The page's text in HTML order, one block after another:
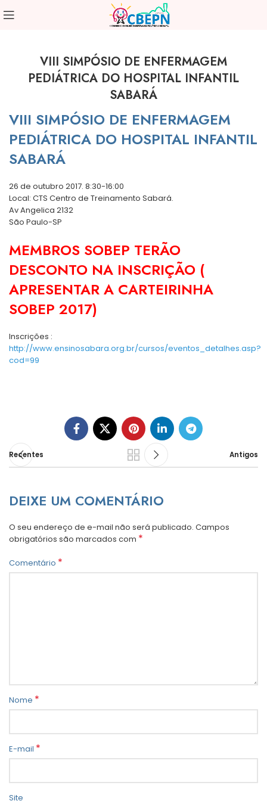
VIII SIMPÓSIO DE ENFERMAGEM
PEDIÁTRICA DO HOSPITAL INFANTIL
SABARÁ
VIII SIMPÓSIO DE ENFERMAGEM
PEDIÁTRICA DO HOSPITAL INFANTIL
SABARÁ
26 de outubro 2017. 8:30-16:00
Local: CTS Centro de Treinamento Sabará.
Av Angelica 2132
São Paulo-SP
MEMBROS SOBEP TERÃO
DESCONTO NA INSCRIÇÃO (
APRESENTAR A CARTEIRINHA
SOBEP 2017)
Inscrições :
http://www.ensinosabara.org.br/cursos/eventos_detalhes.asp?
cod=99
Recentes Antigos
DEIXE UM COMENTÁRIO
O seu endereço de e-mail não será publicado. Campos
obrigatórios são marcados com *
Comentário *
Nome *
E-mail *
Site